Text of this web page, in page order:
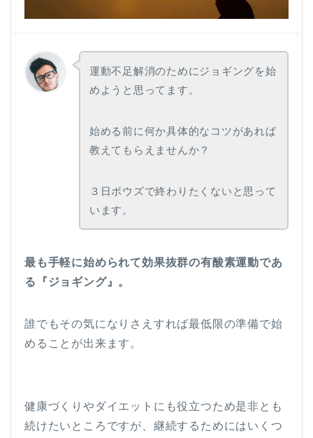
運動不足解消のためにジョギングを始
めようと思ってます。
始める前に何か具体的なコツがあれば
教えてもらえませんか？
３日ボウズで終わりたくないと思って
います。
最も手軽に始められて効果抜群の有酸素運動であ
る『ジョギング』。
誰でもその気になりさえすれば最低限の準備で始
めることが出来ます。
健康づくりやダイエットにも役立つため是非とも
続けたいところですが、継続するためにはいくつ